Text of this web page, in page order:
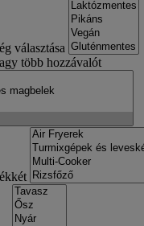
választása
több hozzávalót